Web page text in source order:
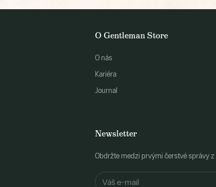
O Gentleman Store
O nás
Kariéra
Journal
Newsletter
Obdržte medzi prvými čerstvé správy